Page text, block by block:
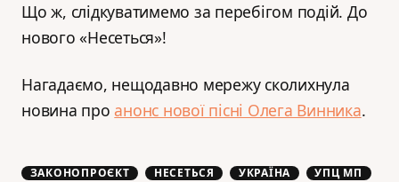
Що ж, слідкуватимемо за перебігом подій. До
нового «Несеться»!
Нагадаємо, нещодавно мережу сколихнула
новина про анонс нової пісні Олега Винника.
ЗАКОНОПРОЄКТ НЕСЕТЬСЯ УКРАЇНА УПЦ МП